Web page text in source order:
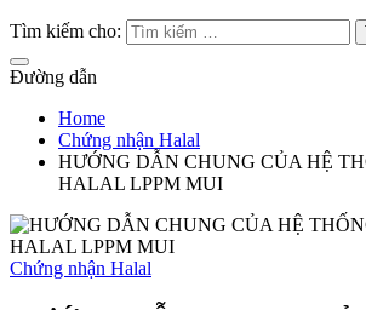
Tìm kiếm cho:
Đường dẫn
Home
Chứng nhận Halal
HƯỚNG DẪN CHUNG CỦA HỆ
HALAL LPPM MUI
Chứng nhận Halal